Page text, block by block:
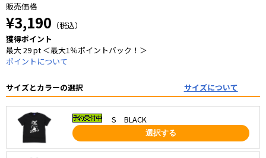
販売価格
¥3,190 （税込）
獲得ポイント
最大 29 pt ＜最大1％ポイントバック！＞
ポイントについて
サイズとカラーの選択 サイズについて
S BLACK
選択する